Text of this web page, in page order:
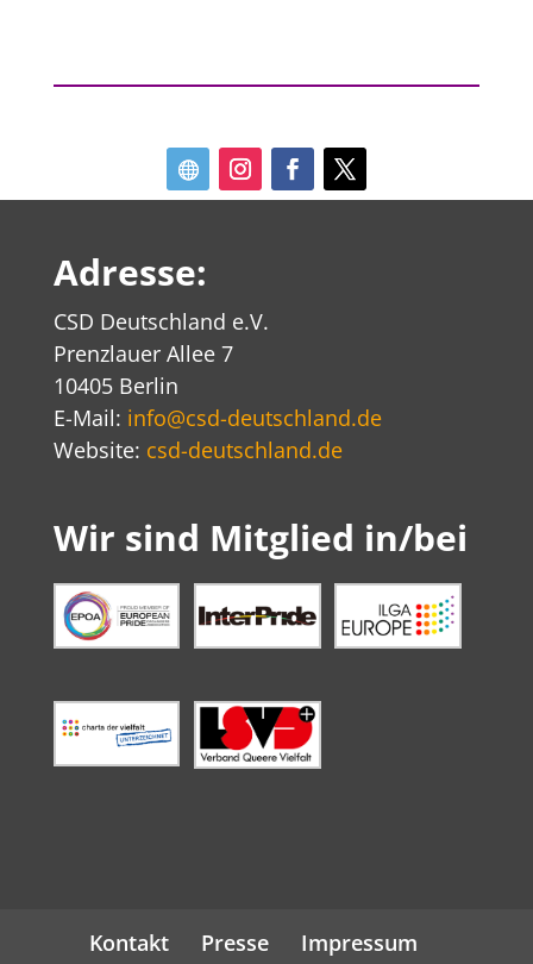
Adresse:
CSD Deutschland e.V.
Prenzlauer Allee 7
10405 Berlin
E-Mail: info@csd-deutschland.de
Website: csd-deutschland.de
Wir sind Mitglied in/bei
Kontakt Presse
Impressum